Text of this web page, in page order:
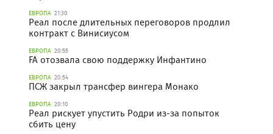
ЕВРОПА 21:30
Реал после длительных переговоров продлил
контракт с Винисиусом
ЕВРОПА 20:55
FA отозвала свою поддержку Инфантино
ЕВРОПА 20:54
ПСЖ закрыл трансфер вингера Монако
ЕВРОПА 20:10
Реал рискует упустить Родри из-за попыток
сбить цену